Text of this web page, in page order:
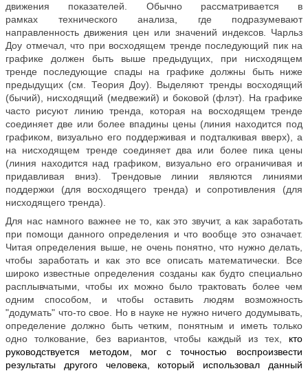
движения показателей. Обычно рассматривается в
рамках технического анализа, где подразумевают
направленность движения цен или значений индексов. Чарльз
Доу отмечал, что при восходящем тренде последующий пик на
графике должен быть выше предыдущих, при нисходящем
тренде последующие спады на графике должны быть ниже
предыдущих (см. Теория Доу). Выделяют тренды восходящий
(бычий), нисходящий (медвежий) и боковой (флэт). На графике
часто рисуют линию тренда, которая на восходящем тренде
соединяет две или более впадины цены (линия находится под
графиком, визуально его поддерживая и подталкивая вверх), а
на нисходящем тренде соединяет два или более пика цены
(линия находится над графиком, визуально его ограничивая и
придавливая вниз). Трендовые линии являются линиями
поддержки (для восходящего тренда) и сопротивления (для
нисходящего тренда).
Для нас намного важнее не то, как это звучит, а как заработать
при помощи данного определения и что вообще это означает.
Читая определения выше, не очень понятно, что нужно делать,
чтобы заработать и как это все описать математически. Все
широко известные определения созданы как будто специально
расплывчатыми, чтобы их можно было трактовать более чем
одним способом, и чтобы оставить людям возможность
"додумать" что-то свое. Но в науке не нужно ничего додумывать,
определение должно быть четким, понятным и иметь только
одно толкование, без вариантов, чтобы каждый из тех,
кто
руководствуется методом, мог с точностью воспроизвести
результаты другого человека, который использовал данный